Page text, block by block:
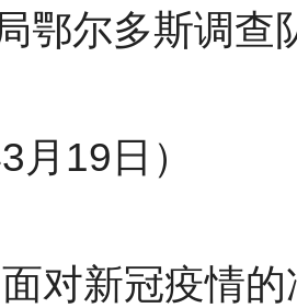
鄂尔多斯调查
月19日）
对新冠疫情